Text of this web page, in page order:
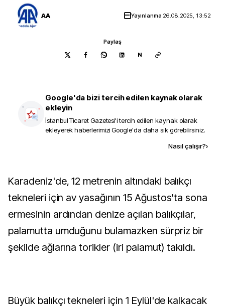
AA Yayınlanma 26.08.2025, 13:52
Paylaş
N
Google'da bizi tercih edilen kaynak olarak
ekleyin
İstanbul Ticaret Gazetesi'i tercih edilen kaynak olarak
ekleyerek haberlerimizi Google'da daha sık görebilirsiniz.
Nasıl çalışır?›
Karadeniz'de, 12 metrenin altındaki balıkçı
tekneleri için av yasağının 15 Ağustos'ta sona
ermesinin ardından denize açılan balıkçılar,
palamutta umduğunu bulamazken sürpriz bir
şekilde ağlarına torikler (iri palamut) takıldı.
Büyük balıkçı tekneleri için 1 Eylül'de kalkacak